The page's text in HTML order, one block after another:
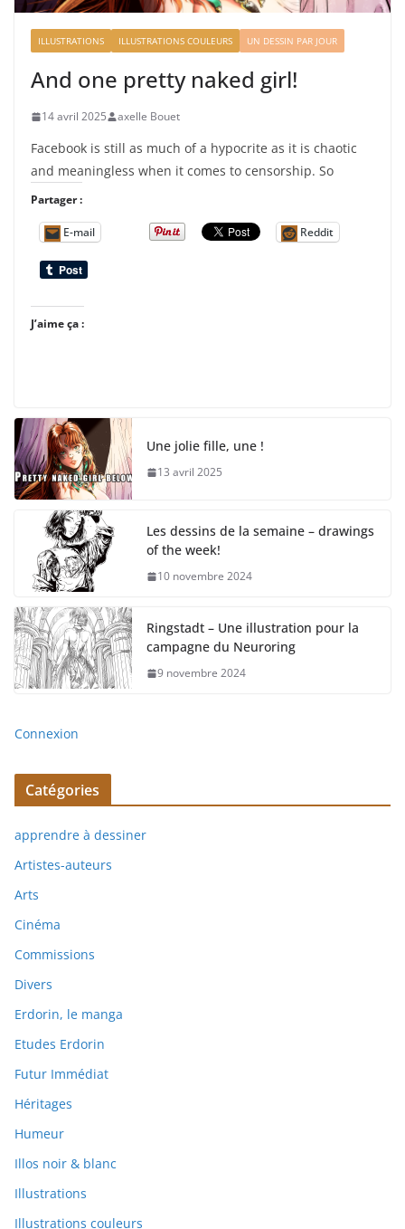
ILLUSTRATIONS ILLUSTRATIONS COULEURS UN DESSIN PAR JOUR
And one pretty naked girl!
14 avril 2025 axelle Bouet
Facebook is still as much of a hypocrite as it is chaotic
and meaningless when it comes to censorship. So
Partager :
E-mail Reddit
J’aime ça :
Une jolie fille, une !
13 avril 2025
Les dessins de la semaine – drawings
of the week!
10 novembre 2024
Ringstadt – Une illustration pour la
campagne du Neuroring
9 novembre 2024
Connexion
Catégories
apprendre à dessiner
Artistes-auteurs
Arts
Cinéma
Commissions
Divers
Erdorin, le manga
Etudes Erdorin
Futur Immédiat
Héritages
Humeur
Illos noir & blanc
Illustrations
Illustrations couleurs